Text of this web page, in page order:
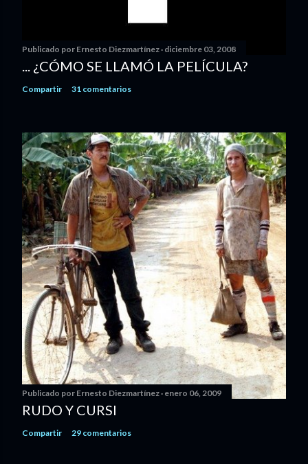
Publicado por Ernesto Diezmartínez diciembre 03, 2008
... ¿CÓMO SE LLAMÓ LA PELÍCULA?
Compartir 31 comentarios
Publicado por Ernesto Diezmartínez enero 06, 2009
RUDO Y CURSI
Compartir 29 comentarios